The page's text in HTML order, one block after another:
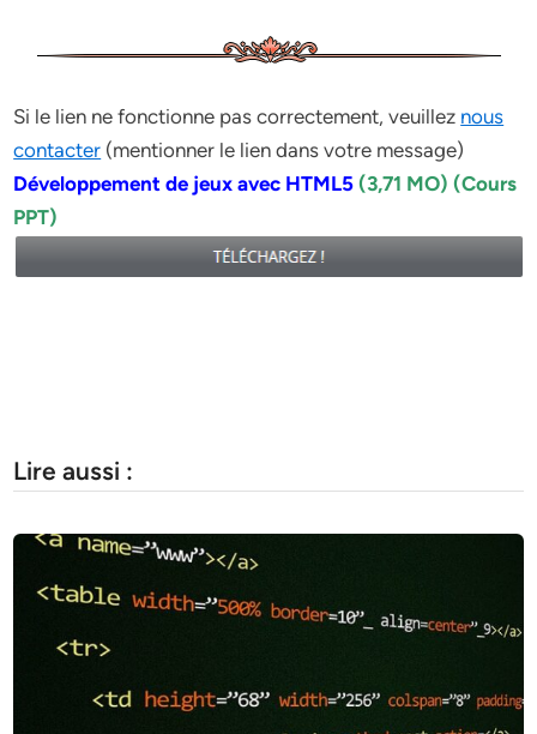
Si le lien ne fonctionne pas correctement, veuillez nous
contacter (mentionner le lien dans votre message)
Développement de jeux avec HTML5(3,71 MO) (Cours
PPT)
Lire aussi :